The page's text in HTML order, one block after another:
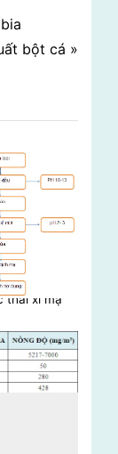
bột cá
thải xi mạ